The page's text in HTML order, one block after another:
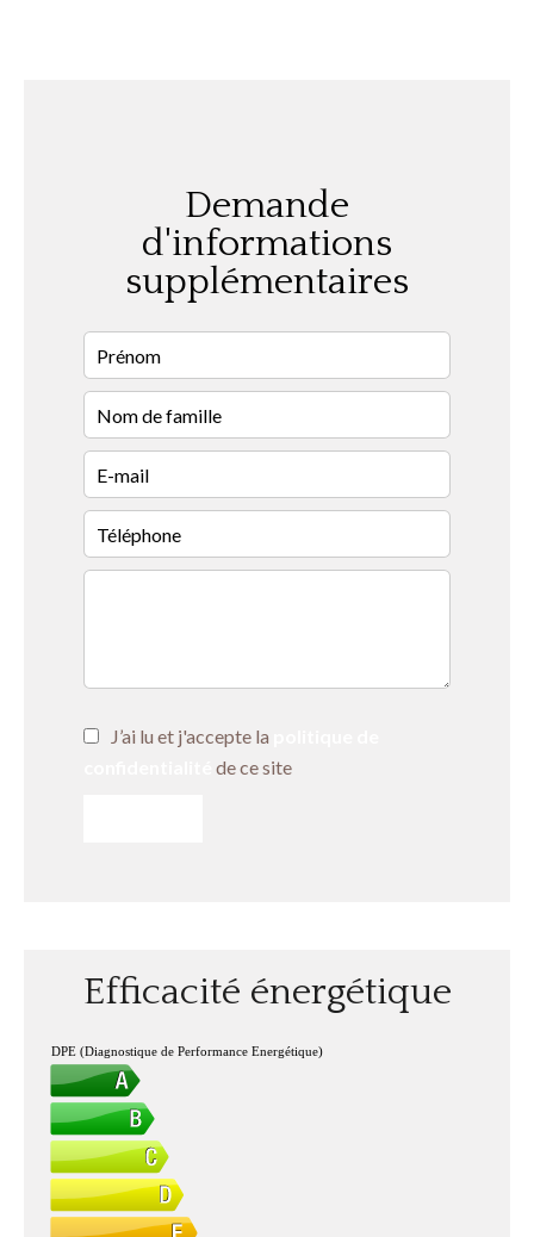
Demande
d'informations
supplémentaires
J’ai lu et j'accepte la
de ce site
Efficacité énergétique
DPE (Diagnostique de Performance Energétique)